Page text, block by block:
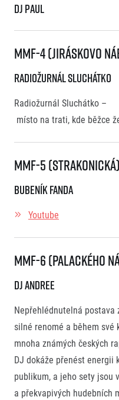
DJ Paul
MMF-4 (Jiráskovo
Radiožurnál Sluchátko
Radiožurnál Sluchátko –
místo na trati, kde běžce
MMF-5 (Strakonická)
Bubeník Fanda
Youtube
MMF-6 (Palackého
DJ Andree
Nepřehlédnutelná postava
silné renomé a během
mnoha známých českých
DJ dokáže přenést energii
publikum, a jeho sety jsou
a překvapivých hudebních